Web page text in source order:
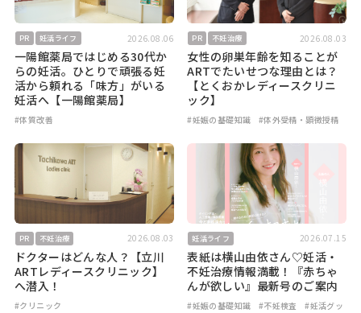
PR 妊活ライフ 2026.08.06
一陽館薬局ではじめる30代か
らの妊活。ひとりで頑張る妊
活から頼れる「味方」がいる
妊活へ【一陽館薬局】
#体質改善
PR 不妊治療 2026.08.03
女性の卵巣年齢を知ることが
ARTでたいせつな理由とは？
【とくおかレディースクリニ
ック】
#妊娠の基礎知識 #体外受精・顕微授精
PR 不妊治療 2026.08.03
ドクターはどんな人？【立川
ARTレディースクリニック】
へ潜入！
#クリニック
妊活ライフ 2026.07.15
表紙は横山由依さん♡妊活・
不妊治療情報満載！『赤ちゃ
んが欲しい』最新号のご案内
#妊娠の基礎知識 #不妊検査
#妊活グッ